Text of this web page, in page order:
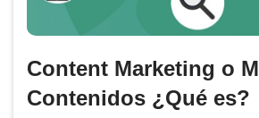
Content Marketing o
Contenidos ¿Qué es?